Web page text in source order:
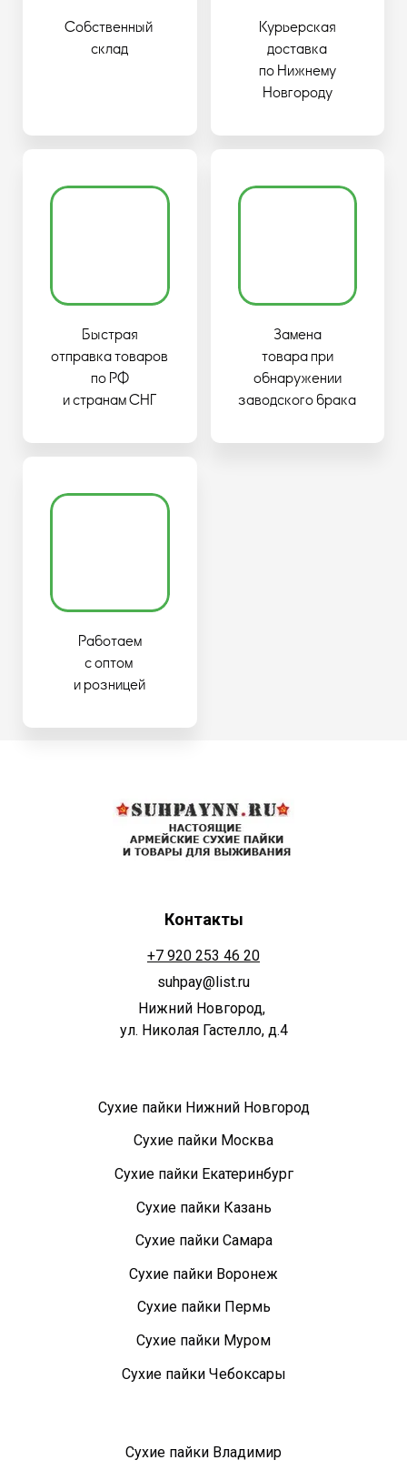
Собственный
склад
Курьерская
доставка
по Нижнему
Новгороду
Быстрая
отправка товаров
по РФ
и странам СНГ
Замена
товара при
обнаружении
заводского брака
Работаем
с оптом
и розницей
Контакты
+7 920 253 46 20
suhpay@list.ru
Нижний Новгород,
ул. Николая Гастелло, д.4
Сухие пайки Нижний Новгород
Сухие пайки Москва
Сухие пайки Екатеринбург
Сухие пайки Казань
Сухие пайки Самара
Сухие пайки Воронеж
Сухие пайки Пермь
Сухие пайки Муром
Сухие пайки Чебоксары
Сухие пайки Владимир